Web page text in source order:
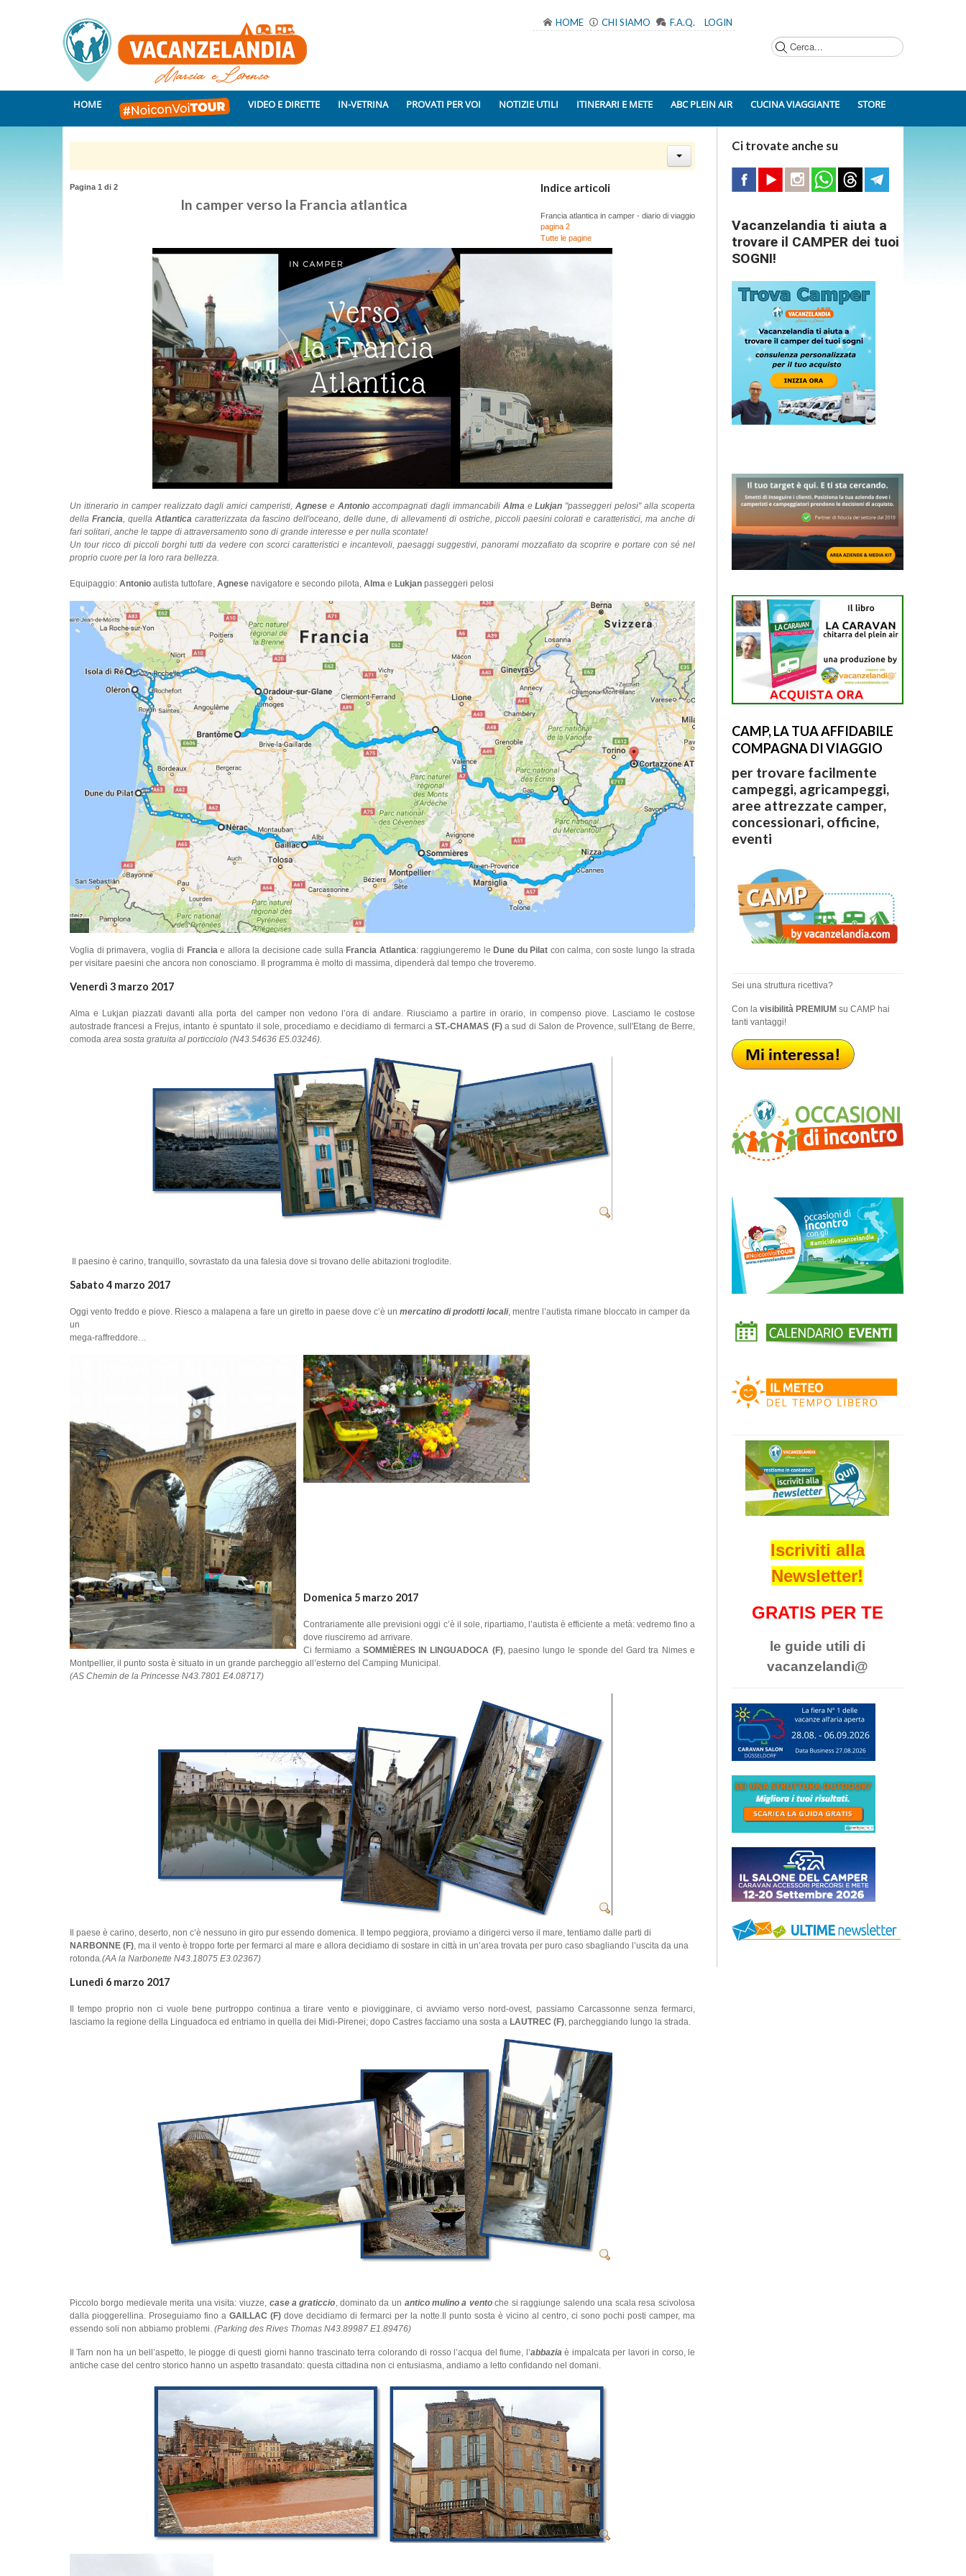
HOME CHI SIAMO F.A.Q. LOGIN
HOME VIDEO E DIRETTE IN-VETRINA PROVATI PER VOI NOTIZIE UTILI ITINERARI E METE ABC PLEIN AIR CUCINA VIAGGIANTE STORE
Indice articoli
Francia atlantica in camper - diario di viaggio
pagina 2
Tutte le pagine
Pagina 1 di 2
In camper verso la Francia atlantica
Un itinerario in camper realizzato dagli amici camperisti,Agnese eAntonio accompagnati dagli immancabili AlmaeLukjan "passeggeri pelosi" alla scoperta
della Francia, quella Atlantica caratterizzata da fascino dell'oceano, delle dune, di allevamenti di ostriche, piccoli paesini colorati e caratteristici, ma anche di
fari solitari, anche le tappe di attraversamento sono di grande interesse e per nulla scontate!
Un tour ricco di piccoli borghi tutti da vedere con scorci caratteristici e incantevoli, paesaggi suggestivi, panorami mozzafiato da scoprire e portare con sé nel
proprio cuore per la loro rara bellezza.
Equipaggio: Antonio autista tuttofare, Agnese navigatore e secondo pilota, Alma e Lukjan passeggeri pelosi
Voglia di primavera, voglia di Franciae allora la decisione cade sulla Francia Atlantica: raggiungeremo le Dune du Pilat con calma, con soste lungo la strada
per visitare paesini che ancora non conosciamo. Il programma è molto di massima, dipenderà dal tempo che troveremo.
Venerdì 3 marzo 2017
Alma e Lukjan piazzati davanti alla porta del camper non vedono l’ora di andare. Riusciamo a partire in orario, in compenso piove. Lasciamo le costose
autostrade francesi a Frejus, intanto è spuntato il sole, procediamo e decidiamo di fermarci aST.-CHAMAS (F)a sud di Salon de Provence, sull'Etang de Berre,
comoda area sosta gratuita al porticciolo (N43.54636 E5.03246).
Il paesino è carino, tranquillo, sovrastato da una falesia dove si trovano delle abitazioni troglodite.
Sabato 4 marzo 2017
Oggi vento freddo e piove. Riesco a malapena a fare un giretto in paese dove c’è un mercatino di prodotti locali, mentre l’autista rimane bloccato in camper da
un
mega-raffreddore…
Domenica 5 marzo 2017
Contrariamente alle previsioni oggi c’è il sole, ripartiamo, l’autista è efficiente a metà: vedremo fino a
dove riusciremo ad arrivare.
Ci fermiamo a SOMMIÈRES IN LINGUADOCA (F), paesino lungo le sponde del Gard tra Nimes e
Montpellier, il punto sosta è situato in un grande parcheggio all’esterno del Camping Municipal.
(AS Chemin de la Princesse N43.7801 E4.08717)
Il paese è carino, deserto, non c’è nessuno in giro pur essendo domenica. Il tempo peggiora, proviamo a dirigerci verso il mare, tentiamo dalle parti di
NARBONNE (F), ma il vento è troppo forte per fermarci al mare e allora decidiamo di sostare in città in un’area trovata per puro caso sbagliando l’uscita da una
rotonda.(AA la Narbonette N43.18075 E3.02367)
Lunedì 6 marzo 2017
Il tempo proprio non ci vuole bene purtroppo continua a tirare vento e piovigginare, ci avviamo verso nord-ovest, passiamo Carcassonne senza fermarci,
lasciamo la regione della Linguadoca ed entriamo in quella dei Midi-Pirenei; dopo Castres facciamo una sosta a LAUTREC (F), parcheggiando lungo la strada.
Piccolo borgo medievale merita una visita: viuzze, case a graticcio , dominato da un antico mulino a vento che si raggiunge salendo una scala resa scivolosa
dalla pioggerellina. Proseguiamo fino a GAILLAC (F) dove decidiamo di fermarci per la notte.Il punto sosta è vicino al centro, ci sono pochi posti camper, ma
essendo soli non abbiamo problemi. (Parking des Rives Thomas N43.89987 E1.89476)
Il Tarn non ha un bell’aspetto, le piogge di questi giorni hanno trascinato terra colorando di rosso l’acqua del fiume, l’abbazia è impalcata per lavori in corso, le
antiche case del centro storico hanno un aspetto trasandato: questa cittadina non ci entusiasma, andiamo a letto confidando nel domani.
Ci trovate anche su
Vacanzelandia ti aiuta a
trovare il CAMPER dei tuoi
SOGNI!
CAMP, LA TUA AFFIDABILE
COMPAGNA DI VIAGGIO
per trovare facilmente
campeggi, agricampeggi,
aree attrezzate camper,
concessionari, officine,
eventi
Sei una struttura ricettiva?
Con la visibilità PREMIUMsu CAMP hai
tanti vantaggi!
Iscriviti alla
Newsletter!
GRATIS PER TE
le guide utili di
vacanzelandi@